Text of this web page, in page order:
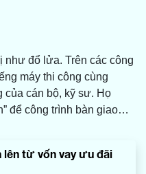
như đổ lửa. Trên các công
máy thi công cùng
của cán bộ, kỹ sư. Họ
để công trình bàn giao
từ vốn vay ưu đãi